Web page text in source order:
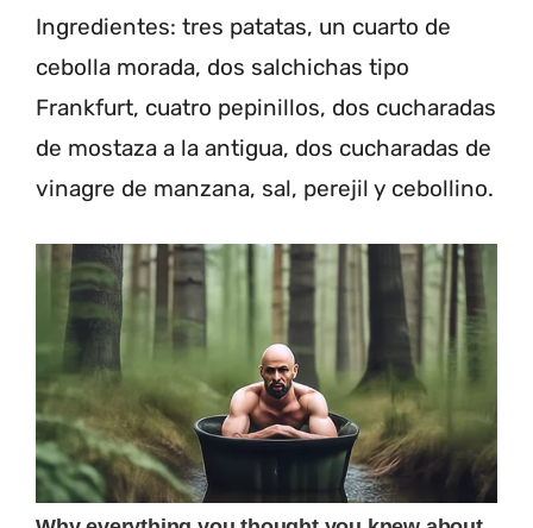
Ingredientes: tres patatas, un cuarto de
cebolla morada, dos salchichas tipo
Frankfurt, cuatro pepinillos, dos cucharadas
de mostaza a la antigua, dos cucharadas de
vinagre de manzana, sal, perejil y cebollino.